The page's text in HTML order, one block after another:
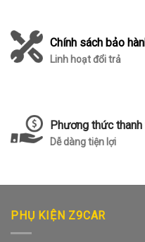
Chính sách bảo
Linh hoạt đổi trả
Phương thức thanh
Dễ dàng tiện lợi
PHỤ KIỆN Z9CAR